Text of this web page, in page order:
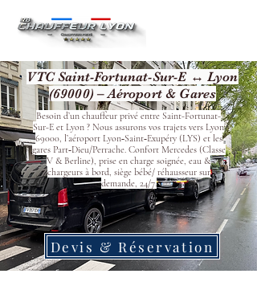
VTC Saint-Fortunat-Sur-E ↔ Lyon
(69000) – Aéroport & Gares
Besoin d’un chauffeur privé entre Saint-Fortunat-
Sur-E et Lyon ? Nous assurons vos trajets vers Lyon
69000, l’aéroport Lyon‑Saint‑Exupéry (LYS) et les
gares Part‑Dieu/Perrache. Confort Mercedes (Classe
V & Berline), prise en charge soignée, eau &
chargeurs à bord, siège bébé/ réhausseur sur
demande, 24/7.
Devis & Réservation